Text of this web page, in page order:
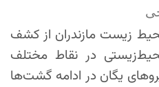
زیست مازندران از کشف
در نقاط مختلف
یگان در ادامه گشت‌ها